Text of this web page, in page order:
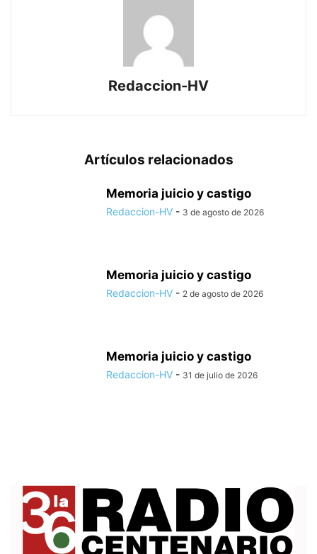
Redaccion-HV
Artículos relacionados
Memoria juicio y castigo
Redaccion-HV - 3 de agosto de 2026
Memoria juicio y castigo
Redaccion-HV - 2 de agosto de 2026
Memoria juicio y castigo
Redaccion-HV - 31 de julio de 2026